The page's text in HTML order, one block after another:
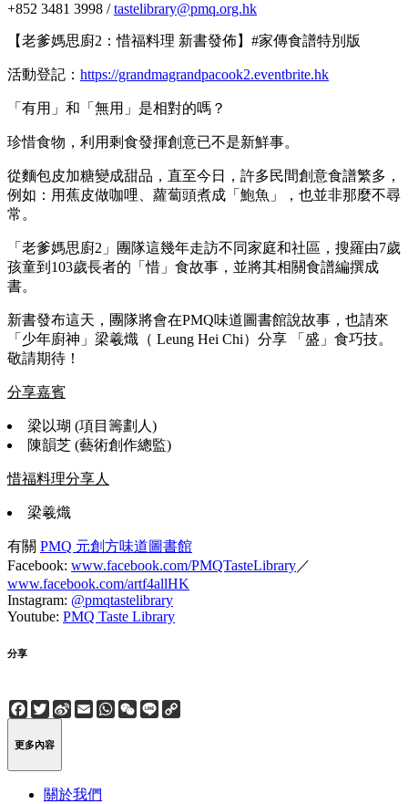
+852 3481 3998 /tastelibrary@pmq.org.hk
【老爹媽思廚2：惜福料理 新書發佈】#家傳食譜特別版
活動登記： https://grandmagrandpacook2.eventbrite.hk
「有用」和「無用」是相對的嗎？
珍惜食物，利用剩食發揮創意已不是新鮮事。
從麵包皮加糖變成甜品，直至今日，許多民間創意食譜繁多，
例如：用蕉皮做咖哩、蘿蔔頭煮成「鮑魚」，也並非那麼不尋
常。
「老爹媽思廚2」團隊這幾年走訪不同家庭和社區，搜羅由7歲
孩童到103歲長者的「惜」食故事，並將其相關食譜編撰成
書。
新書發布這天，團隊將會在PMQ味道圖書館說故事，也請來
「少年廚神」梁羲熾（ Leung Hei Chi）分享 「盛」食巧技。
敬請期待！
分享嘉賓
梁以瑚 (項目籌劃人)
陳韻芝 (藝術創作總監)
惜福料理分享人
梁羲熾
有關 PMQ 元創方味道圖書館
Facebook: www.facebook.com/PMQTasteLibrary／
www.facebook.com/artf4allHK
Instagram: @pmqtastelibrary
Youtube: PMQ Taste Library
分享
Facebook
Twitter
Sina
Weibo
EmailWhatsApp
WeChat
Line
更多內容
關於我們